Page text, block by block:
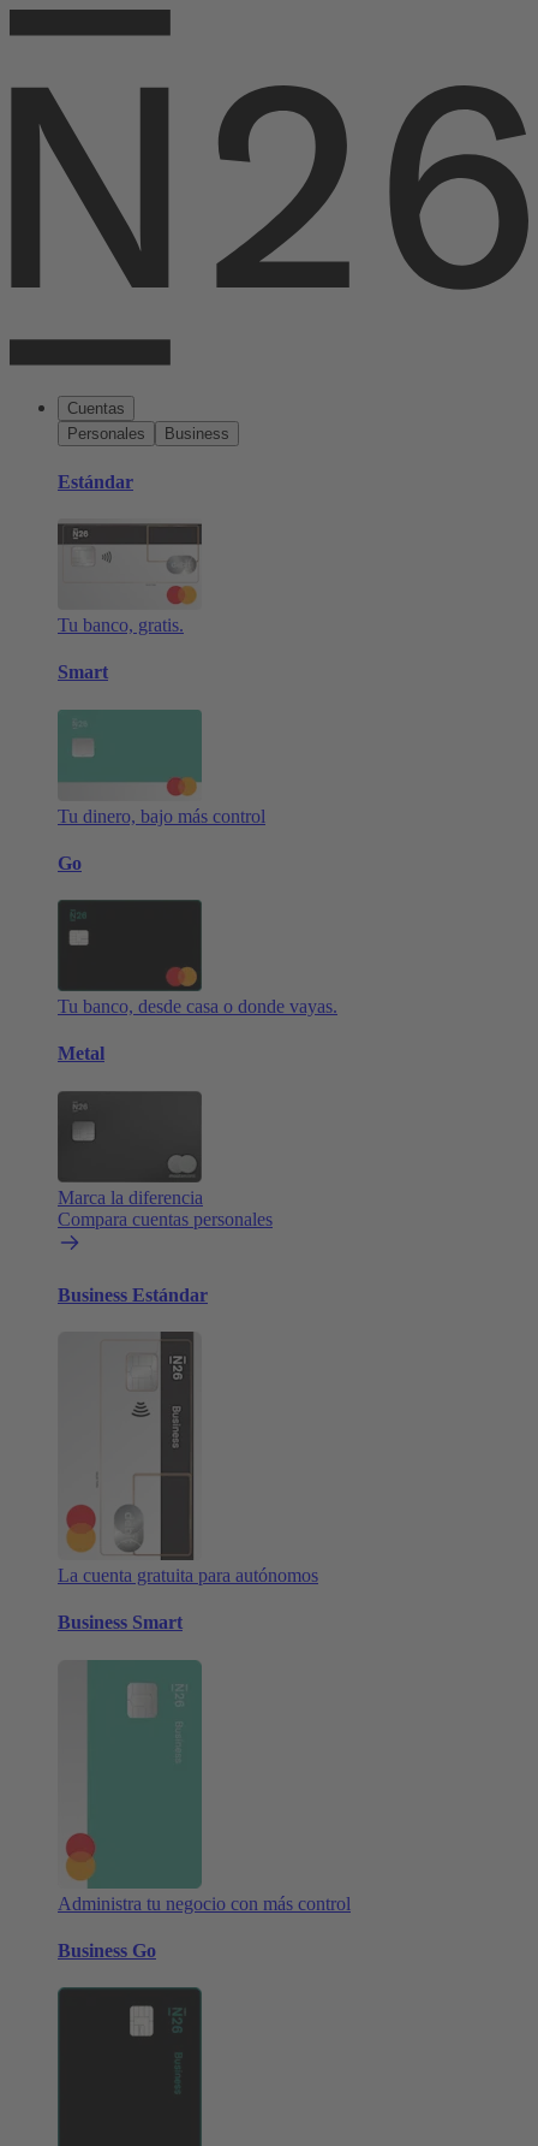
Cuentas
Personales
Business
Estándar
Tu banco, gratis.
Smart
Tu dinero, bajo más control
Go
Tu banco, desde casa o donde vayas.
Metal
Marca la diferencia
Compara cuentas personales
Business Estándar
La cuenta gratuita para autónomos
Business Smart
Administra tu negocio con más control
Business Go